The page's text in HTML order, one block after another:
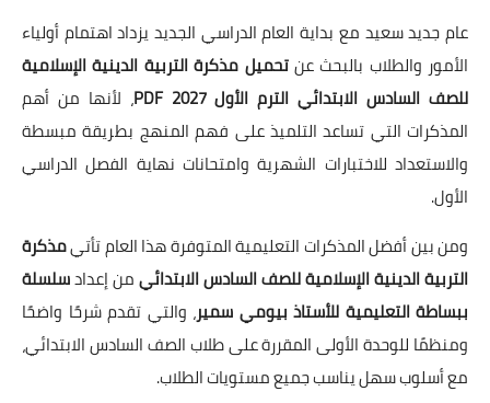
عام جديد سعيد مع بداية العام الدراسي الجديد يزداد اهتمام أولياء
الأمور والطلاب بالبحث عنتحميل مذكرة التربية الدينية الإسلامية
للصف السادس الابتدائي الترم الأول 2027 PDF
، لأنها من أهم
المذكرات التي تساعد التلميذ على فهم المنهج بطريقة مبسطة
والاستعداد للاختبارات الشهرية وامتحانات نهاية الفصل الدراسي
الأول.
ومن بين أفضل المذكرات التعليمية المتوفرة هذا العام تأتيمذكرة
التربية الدينية الإسلامية للصف السادس الابتدائيمن إعدادسلسلة
ببساطة التعليمية للأستاذ بيومي سمير، والتي تقدم شرحًا واضحًا
ومنظمًا للوحدة الأولى المقررة على طلاب الصف السادس الابتدائي،
مع أسلوب سهل يناسب جميع مستويات الطلاب.